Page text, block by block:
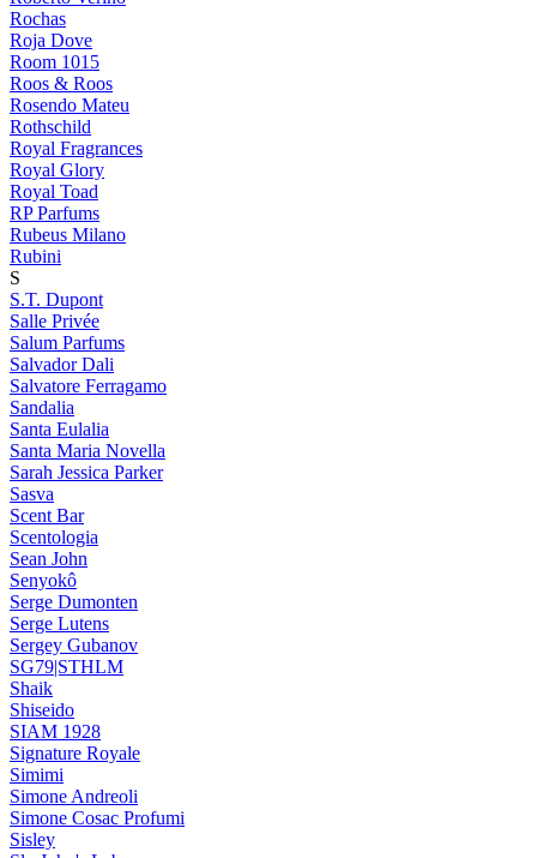
Rochas
Roja Dove
Room 1015
Roos & Roos
Rosendo Mateu
Rothschild
Royal Fragrances
Royal Glory
Royal Toad
RP Parfums
Rubeus Milano
Rubini
S
S.T. Dupont
Salle Privée
Salum Parfums
Salvador Dali
Salvatore Ferragamo
Sandalia
Santa Eulalia
Santa Maria Novella
Sarah Jessica Parker
Sasva
Scent Bar
Scentologia
Sean John
Senyokô
Serge Dumonten
Serge Lutens
Sergey Gubanov
SG79|STHLM
Shaik
Shiseido
SIAM 1928
Signature Royale
Simimi
Simone Andreoli
Simone Cosac Profumi
Sisley